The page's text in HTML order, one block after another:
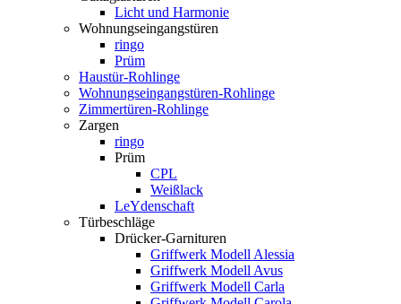
Licht und Harmonie
Wohnungseingangstüren
ringo
Prüm
Haustür-Rohlinge
Wohnungseingangstüren-Rohlinge
Zimmertüren-Rohlinge
Zargen
ringo
Prüm
CPL
Weißlack
LeYdenschaft
Türbeschläge
Drücker-Garnituren
Griffwerk Modell Alessia
Griffwerk Modell Avus
Griffwerk Modell Carla